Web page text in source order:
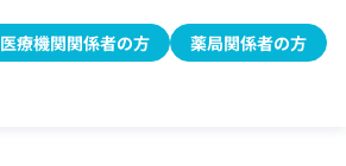
医療機関関係者の方 薬局関係者の方